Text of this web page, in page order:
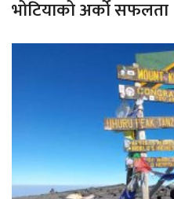
भोटियाको अर्को सफलता